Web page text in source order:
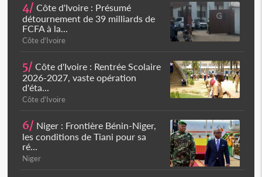
4/ Côte d'Ivoire : Présumé
détournement de 39 milliards de
FCFA à la...
Côte d'Ivoire
5/ Côte d'Ivoire : Rentrée Scolaire
2026-2027, vaste opération
d'éta...
Côte d'Ivoire
6/ Niger : Frontière Bénin-Niger,
les conditions de Tiani pour sa
ré...
Niger